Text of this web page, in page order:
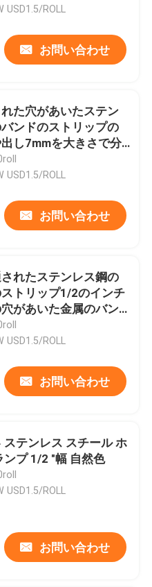
USD1.5/ROLL
お問い合わせ
た穴があいたステン
ンドのストリップの
し7mmを大きさで分
USD1.5/ROLL
お問い合わせ
れたステンレス鋼の
トリップ1/2のインチ
があいた金属のバン
USD1.5/ROLL
お問い合わせ
ステンレス スチール ホ
ンプ 1/2 "幅 自然色
USD1.5/ROLL
お問い合わせ